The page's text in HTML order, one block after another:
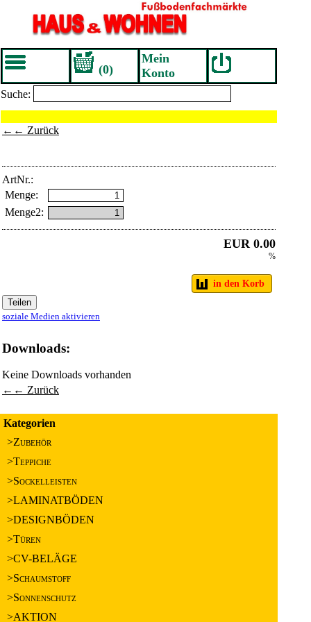
(0)
Mein
Konto
Suche:
←← Zurück
ArtNr.:
Menge:
Menge2:
EUR 0.00
%
in den Korb
Teilen
soziale Medien aktivieren
Downloads:
Keine Downloads vorhanden
←← Zurück
Kategorien
>Zubehör
>Teppiche
>Sockelleisten
>LAMINATBÖDEN
>DESIGNBÖDEN
>Türen
>CV-BELÄGE
>Schaumstoff
>Sonnenschutz
>AKTION